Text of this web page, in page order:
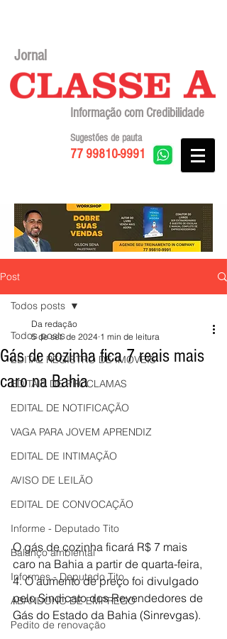
Jornal
Informação com Credibilidade
77 99810-9991
Sugestões de pauta
Post
Todos posts
EDITAL REGISTRO DE IMÓVEIS
EDITAIS DE PROCLAMAS
EDITAL DE NOTIFICAÇÃO
VAGA PARA JOVEM APRENDIZ
EDITAL DE INTIMAÇÃO
AVISO DE LEILÃO
EDITAL DE CONVOCAÇÃO
Informe - Deputado Tito
Balanço ambiental
Informes - Deputado Tito
ABANDONO DE EMPREGO
Pedito de renovação
Todos posts
Gás de cozinha fica 7 reais mais
caro na Bahia
Da redação
5 de set. de 2024 1 min de leitura
O gás de cozinha ficará R$ 7 mais
caro na Bahia a partir de quarta-feira,
4. O aumento de preço foi divulgado
pelo Sindicato dos Revendedores de
Gás do Estado da Bahia (Sinrevgas).